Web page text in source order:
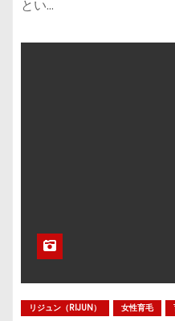
とい…
リジュン（RIJUN） 女性育毛